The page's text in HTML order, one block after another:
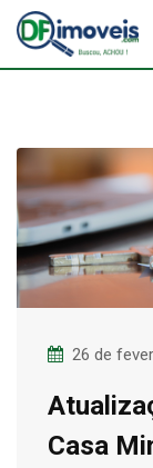
Skip
content
26 de
Casa